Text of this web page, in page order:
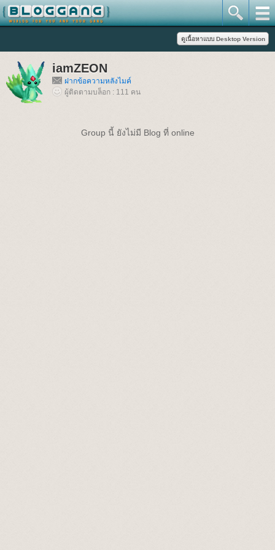
iamZEON
ฝากข้อความหลังไมค์
ผู้ติดตามบล็อก : 111 คน
Group นี้ ยังไม่มี Blog ที่ online